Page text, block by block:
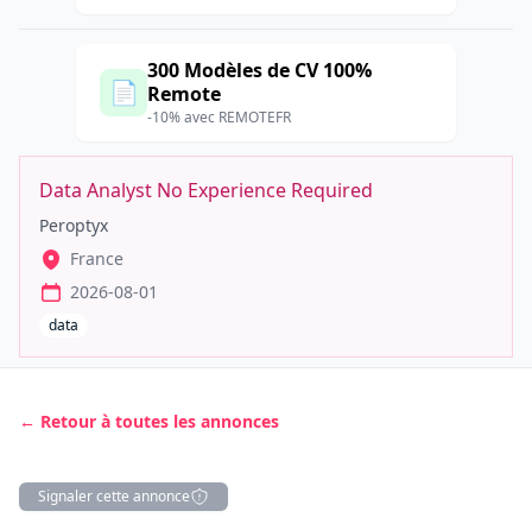
📄
300 Modèles de CV 100%
Remote
-10% avec REMOTEFR
Data Analyst No Experience Required
Peroptyx
France
2026-08-01
data
← Retour à toutes les annonces
Signaler cette annonce